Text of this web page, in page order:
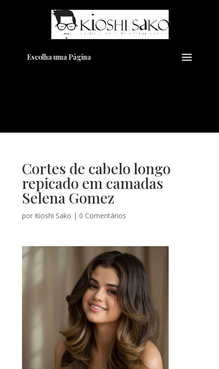
Escolha uma Página
Cortes de cabelo longo
repicado em camadas
Selena Gomez
por Kioshi Sako | 0 Comentários
Pensando em transformar seu
Visual??